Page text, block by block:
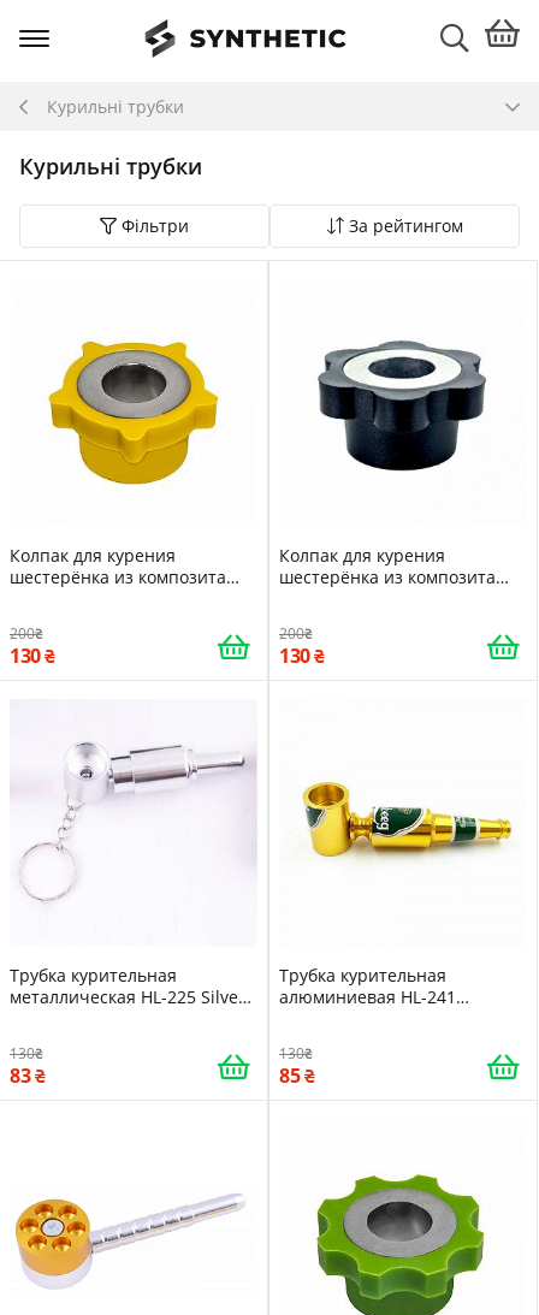
Курильні трубки
Курильні трубки
Фільтри За рейтингом
Колпак для курения
шестерёнка из композита
200
130
Колпак для курения
шестерёнка из композита
200
130
Трубка курительная
металлическая HL-225 Silver
130
83
Трубка курительная
алюминиевая HL-241
130
85